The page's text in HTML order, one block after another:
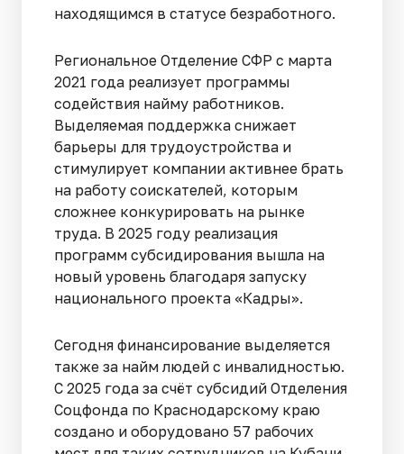
находящимся в статусе безработного.
Региональное Отделение СФР с марта
2021 года реализует программы
содействия найму работников.
Выделяемая поддержка снижает
барьеры для трудоустройства и
стимулирует компании активнее брать
на работу соискателей, которым
сложнее конкурировать на рынке
труда. В 2025 году реализация
программ субсидирования вышла на
новый уровень благодаря запуску
национального проекта «Кадры».
Сегодня финансирование выделяется
также за найм людей с инвалидностью.
С 2025 года за счёт субсидий Отделения
Соцфонда по Краснодарскому краю
создано и оборудовано 57 рабочих